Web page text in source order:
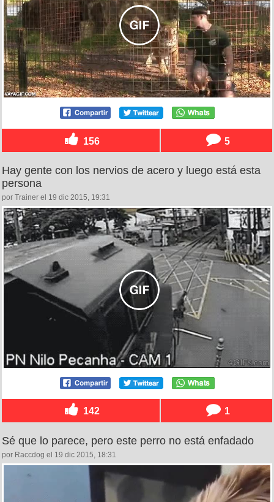
156 5
Hay gente con los nervios de acero y luego está esta
persona
por Trainer el 19 dic 2015, 19:31
142 1
Sé que lo parece, pero este perro no está enfadado
por Raccdog el 19 dic 2015, 18:31